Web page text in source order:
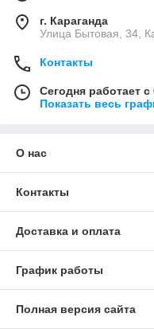
г. Караганда
Улица Бытовая, 34,
Контакты
Сегодня работает
Показать весь
О нас
Контакты
Доставка и оплата
График работы
Полная версия сайта